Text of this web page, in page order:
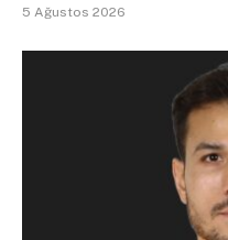
5 Ağustos 2026